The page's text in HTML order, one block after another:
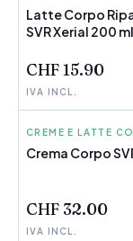
Latte Corpo
SVR Xerial 200 ml
CHF 15.90
IVA INCL.
SVR
CREME E LATTE
Crema Corpo
CHF 32.00
IVA INCL.